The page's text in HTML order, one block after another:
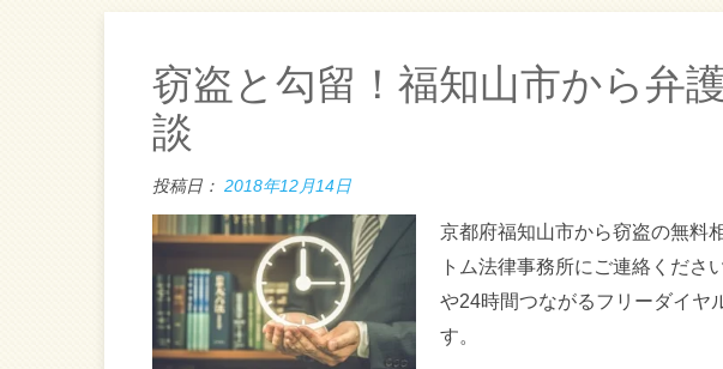
窃盗と勾留！福知山市から弁
談
投稿日： 2018年12月14日
京都府福知山市から窃盗の無料
トム法律事務所にご連絡くださ
や24時間つながるフリーダイヤ
す。